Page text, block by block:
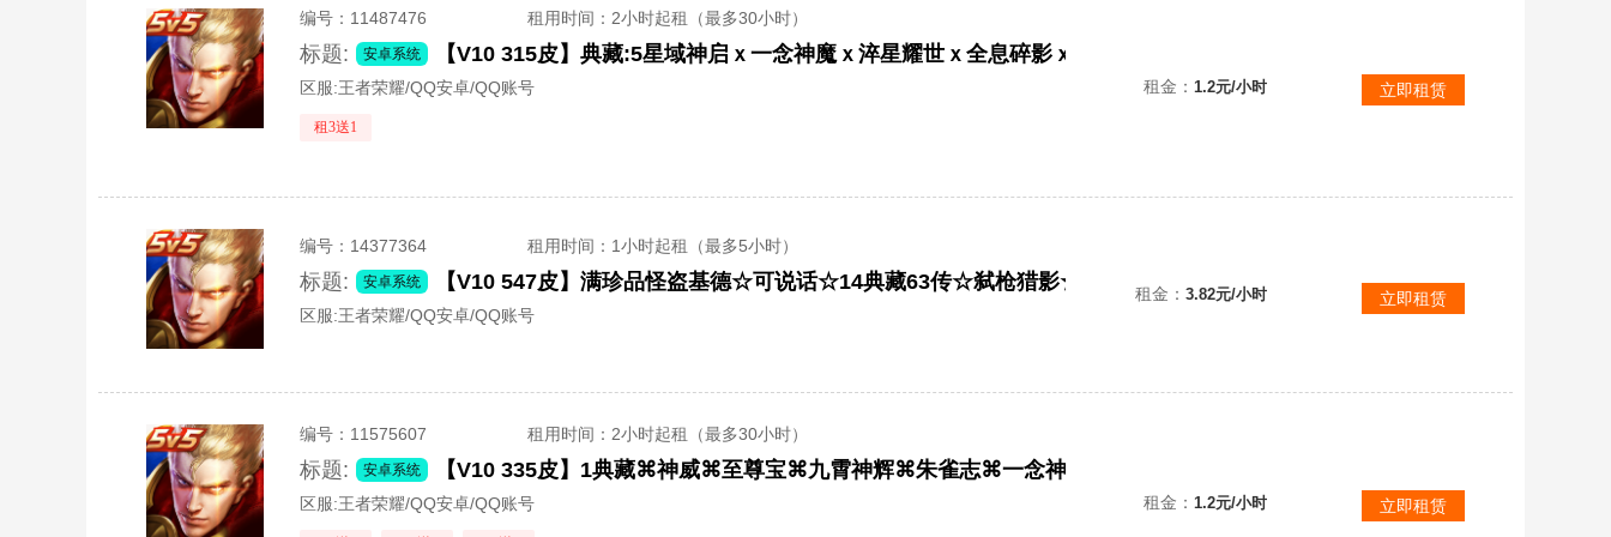
编号： 11487476 租用时间 ：2小时起租（最多30小时）
标题: 安卓系统
区服:王者荣耀/QQ安卓/QQ账号
租3送1
租金： 1.2元/小时 立即租赁
编号： 14377364 租用时间 ：1小时起租（最多5小时）
标题: 安卓系统 【V10 547皮】满珍品怪盗基德☆可说话☆14典藏63传☆弑枪猎影☆幻阙歌☆九霄神辉☆李白鸣剑☆星域
区服:王者荣耀/QQ安卓/QQ账号
租金： 3.82元/小时 立即租赁
编号： 11575607 租用时间 ：2小时起租（最多30小时）
标题: 安卓系统 【V10 335皮】1典藏⌘神威⌘至尊宝⌘九霄神辉⌘朱雀志⌘一念神魔⌘凤求凰
区服:王者荣耀/QQ安卓/QQ账号 租金： 1.2元/小时 立即租赁